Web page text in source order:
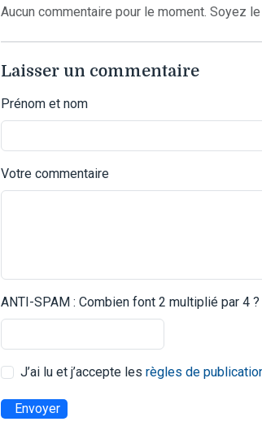
Aucun commentaire pour le moment. Soyez
Laisser un commentaire
Prénom et nom
Votre commentaire
ANTI-SPAM : Combien font 2 multiplié par 4 ?
J’ai lu et j’accepte les règles de
Envoyer